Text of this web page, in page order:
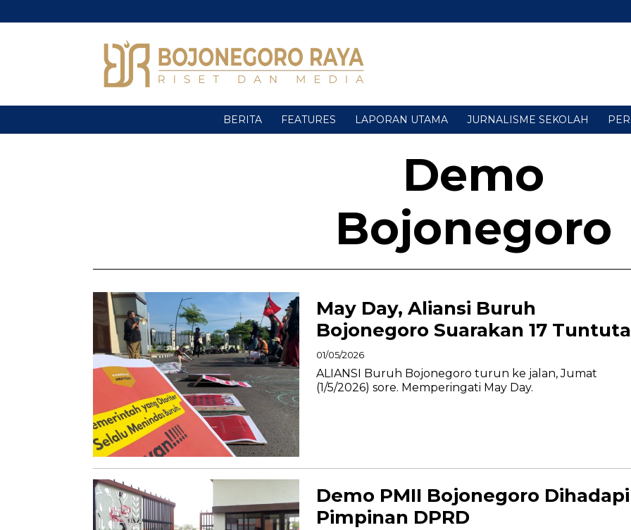
BERITA FEATURES LAPORAN UTAMA JURNALISME SEKOLAH
Demo
Bojonegoro
May Day, Aliansi Buruh
Bojonegoro Suarakan 17
01/05/2026
ALIANSI Buruh Bojonegoro turun ke jalan, Jumat
(1/5/2026) sore. Memperingati May Day.
Demo PMII Bojonegoro Dihadapi
Pimpinan DPRD